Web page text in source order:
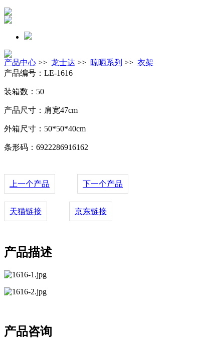
产品中心 >> 龙士达 >> 晾晒系列 >> 衣架
产品编号：LE-1616
装箱数：50
产品尺寸：肩宽47cm
外箱尺寸：50*50*40cm
条形码：6922286916162
上一个产品 下一个产品
天猫链接 京东链接
产品描述
产品咨询